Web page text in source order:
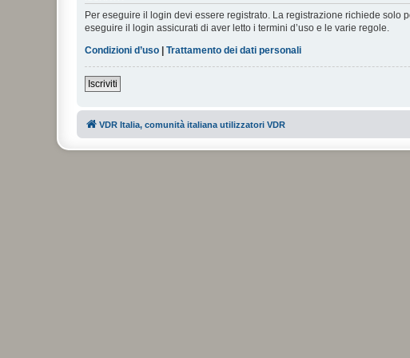
Per eseguire il login devi essere registrato. La registrazione richiede solo
eseguire il login assicurati di aver letto i termini d’uso e le varie regole.
Condizioni d’uso | Trattamento dei dati personali
Iscriviti
VDR Italia, comunità italiana utilizzatori VDR